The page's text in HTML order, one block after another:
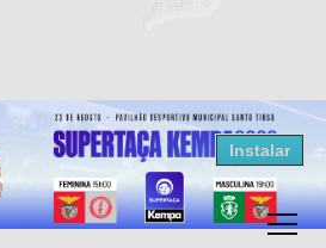
Andebol
Andebol de Portugal
na Play Store
Instalar